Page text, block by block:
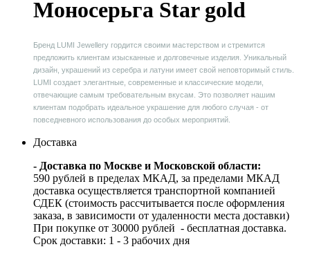
Моносерьга Star gold
Бренд LUMI Jewellery гордится своими мастерством и стремится
предложить клиентам изысканные и долговечные изделия. Уникальный
дизайн, украшений из серебра и латуни имеет свой неповторимый стиль.
LUMI создает элегантные, современные и классические модели,
отвечающие самым требовательным вкусам. Это позволяет нашим
клиентам подобрать идеальное украшение для любого случая - от
повседневного использования до особых мероприятий.
Доставка
- Доставка по Москве и Московской области:
590 рублей в пределах МКАД, за пределами МКАД
доставка осуществляется транспортной компанией
СДЕК (стоимость рассчитывается после оформления
заказа, в зависимости от удаленности места доставки)
При покупке от 30000 рублей - бесплатная доставка.
Срок доставки: 1 - 3 рабочих дня